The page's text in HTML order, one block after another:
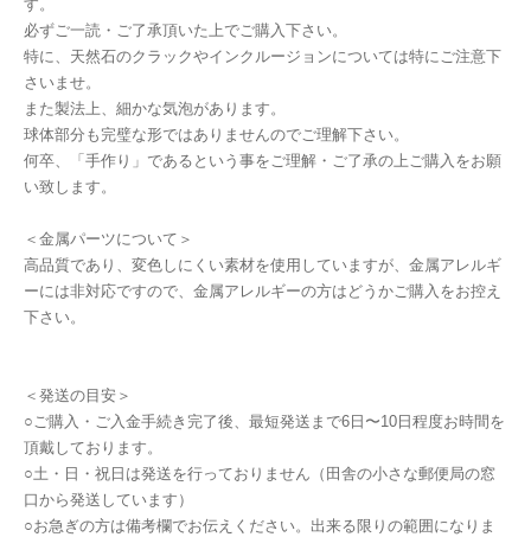
す。
必ずご一読・ご了承頂いた上でご購入下さい。
特に、天然石のクラックやインクルージョンについては特にご注意下
さいませ。
また製法上、細かな気泡があります。
球体部分も完璧な形ではありませんのでご理解下さい。
何卒、「手作り」であるという事をご理解・ご了承の上ご購入をお願
い致します。
＜金属パーツについて＞
高品質であり、変色しにくい素材を使用していますが、金属アレルギ
ーには非対応ですので、金属アレルギーの方はどうかご購入をお控え
下さい。
＜発送の目安＞
○ご購入・ご入金手続き完了後、最短発送まで6日〜10日程度お時間を
頂戴しております。
○土・日・祝日は発送を行っておりません（田舎の小さな郵便局の窓
口から発送しています）
○お急ぎの方は備考欄でお伝えください。出来る限りの範囲になりま